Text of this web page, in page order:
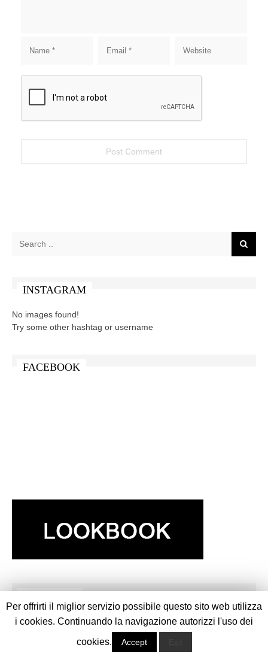
INSTAGRAM
No images found!
Try some other hashtag or username
FACEBOOK
ARCHIVES
Per offrirti il miglior servizio possibile questo sito web utilizza
i cookies. Continuando la navigazione autorizzi l'uso dei
cookies.
Accept